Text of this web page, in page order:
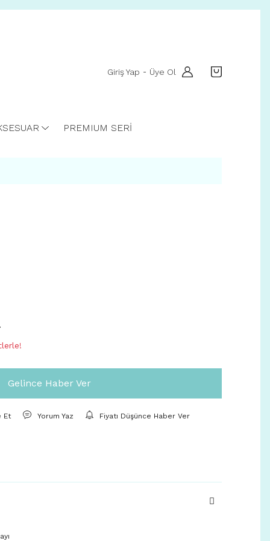
Giriş Yap - Üye Ol
PREMIUM SERİ
Gelince Haber Ver
Et Yorum Yaz Fiyatı Düşünce Haber Ver